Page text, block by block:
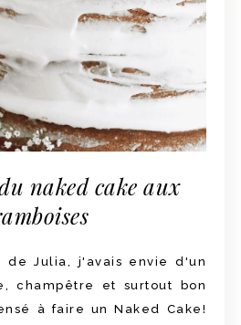
naked cake aux
de Julia, j'avais envie d'un
champêtre et surtout bon
à faire un Naked Cake!